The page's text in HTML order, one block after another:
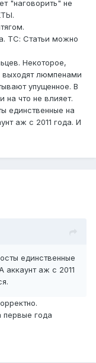
"наговорить" не
ТС: Статьи можно
Некоторое,
выходят люмпенами
упущенное. В
на что не влияет.
единственные на
аж с 2011 года. И
единственные
аж с 2011
первые года